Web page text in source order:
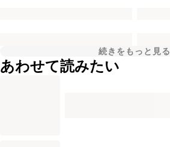
続きをもっと見る
あわせて読みたい